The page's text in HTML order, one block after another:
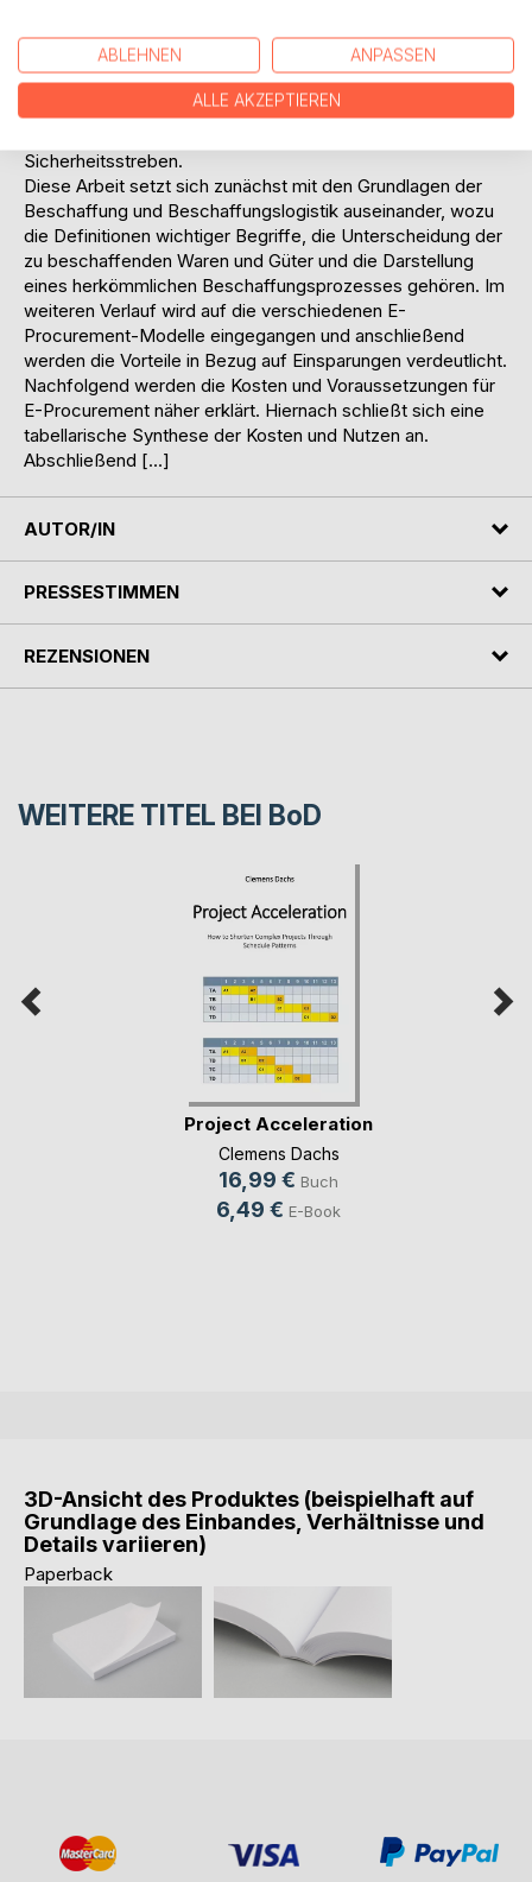
weit genug und vernachlässigt die allgemeinen
Unternehmungsziele. Aufgrund dieser und weiterer Ziele
der Unternehmung ergeben sich spezielle Ziele für die
Beschaffung und Beschaffungslogistik, wie zum Beispiel
Sicherheitsstreben.
Diese Arbeit setzt sich zunächst mit den Grundlagen der
Beschaffung und Beschaffungslogistik auseinander, wozu
die Definitionen wichtiger Begriffe, die Unterscheidung der
zu beschaffenden Waren und Güter und die Darstellung
eines herkömmlichen Beschaffungsprozesses gehören. Im
weiteren Verlauf wird auf die verschiedenen E-
Procurement-Modelle eingegangen und anschließend
werden die Vorteile in Bezug auf Einsparungen verdeutlicht.
Nachfolgend werden die Kosten und Voraussetzungen für
E-Procurement näher erklärt. Hiernach schließt sich eine
tabellarische Synthese der Kosten und Nutzen an.
Abschließend […]
AUTOR/IN
PRESSESTIMMEN
REZENSIONEN
WEITERE TITEL BEI BoD
Project Acceleration
Clemens Dachs
16,99 € Buch
6,49 € E-Book
3D-Ansicht des Produktes (beispielhaft auf
Grundlage des Einbandes, Verhältnisse und
Details variieren)
Paperback
ABLEHNEN ANPASSEN
ALLE AKZEPTIEREN